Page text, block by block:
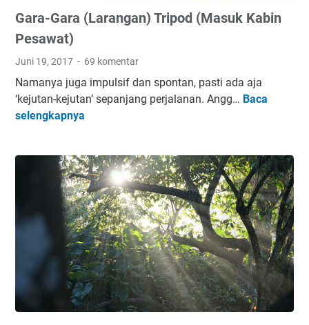
i
n
j
a
n
i
Gara-Gara (Larangan) Tripod (Masuk Kabin
Pesawat)
Juni 19, 2017 69 komentar
Namanya juga impulsif dan spontan, pasti ada aja
‘kejutan-kejutan’ sepanjang perjalanan. Angg… Baca
selengkapnya
a
-
G
a
r
a
(
L
a
r